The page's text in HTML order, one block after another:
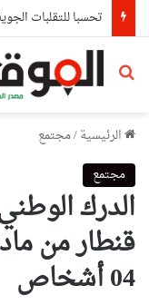
بحث عن
الرئيسية/مجتمع
مجتمع
قنطار من
04 أشخاص